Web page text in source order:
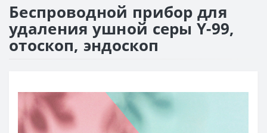
Беспроводной прибор для
удаления ушной серы Y-99,
отоскоп, эндоскоп